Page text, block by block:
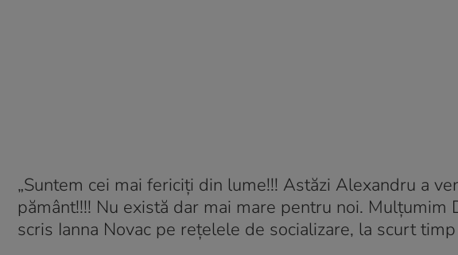
„Suntem cei mai fericiţi din lume!!! Astăzi Alexandru a
pământ!!!! Nu există dar mai mare pentru noi. Mulţumim
scris Ianna Novac pe reţelele de socializare, la scurt